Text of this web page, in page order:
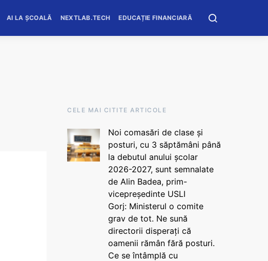
AI LA ȘCOALĂ NEXTLAB.TECH EDUCAȚIE FINANCIARĂ
CELE MAI CITITE ARTICOLE
Noi comasări de clase și
posturi, cu 3 săptămâni până
la debutul anului școlar
2026-2027, sunt semnalate
de Alin Badea, prim-
vicepreședinte USLI
Gorj: Ministerul o comite
grav de tot. Ne sună
directorii disperați că
oamenii rămân fără posturi.
Ce se întâmplă cu